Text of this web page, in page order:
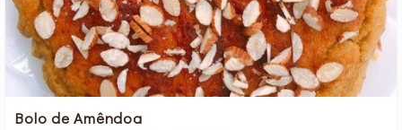
Bolo de Amêndoa